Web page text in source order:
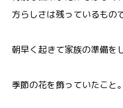
方らしさは残っているもの
朝早く起きて家族の準備を
季節の花を飾っていたこと。